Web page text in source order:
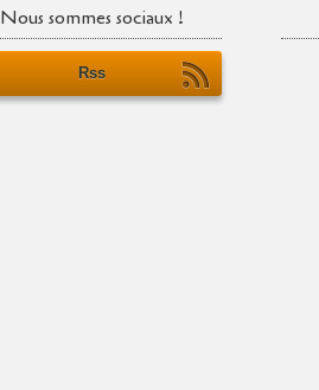
Nous sommes sociaux !
Rss